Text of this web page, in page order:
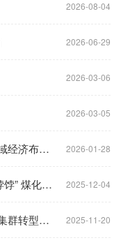
2026-08-04
2026-06-29
2026-03-06
2026-03-05
《今日点击》两会专题报道：优化区域经济布局 推动城乡融合发展 2026-01-28
【我们的“十四五”】“荒煤气”变身“香饽饽” 煤化工实现低碳转型 2025-12-04
陕西榆林：新质生产力加快能源产业集群转型升级 2025-11-20